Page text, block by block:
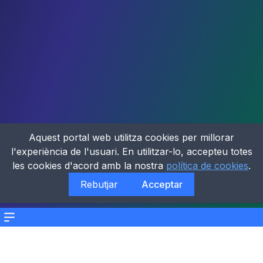
Menu
Aquest portal web utilitza cookies per millorar
l'experiència de l'usuari. En utilitzar-lo, accepteu totes
les cookies d'acord amb la nostra política de cookies.
Rebutjar
Acceptar